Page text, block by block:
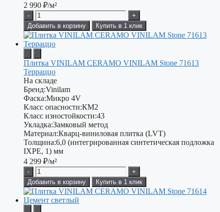
2 990 ₽/м²
-
+
Добавить в корзину
Купить в 1 клик
Плитка VINILAM CERAMO VINILAM Stone 71613
Терраццо
На складе
Бренд:Vinilam
Фаска:Микро 4V
Класс опасности:КМ2
Класс изностойкости:43
Укладка:Замковый метод
Материал:Кварц-виниловая плитка (LVT)
Толщина:6,0 (интегрированная синтетическая подложка
IXPE, 1) мм
4 299 ₽/м²
-
+
Добавить в корзину
Купить в 1 клик